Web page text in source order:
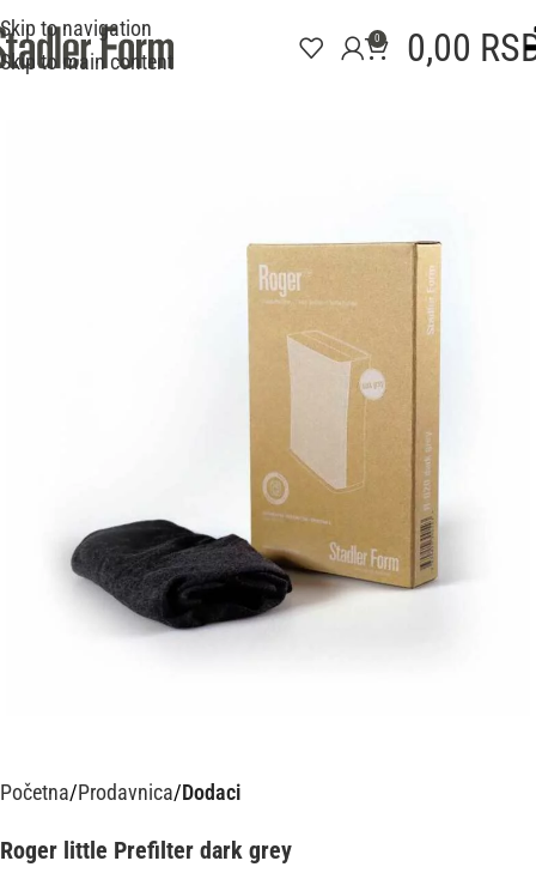
Skip to navigation
Skip to main content
0 0,00
Početna Prodavnica Dodaci
Roger little Prefilter dark grey